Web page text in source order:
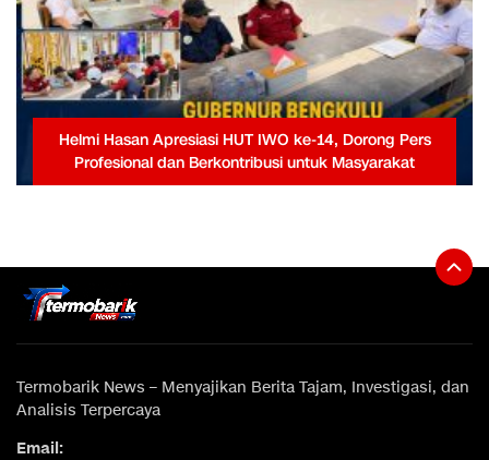
Helmi Hasan Apresiasi HUT IWO ke-14, Dorong Pers
Profesional dan Berkontribusi untuk Masyarakat
Termobarik News – Menyajikan Berita Tajam, Investigasi, dan
Analisis Terpercaya
Email: